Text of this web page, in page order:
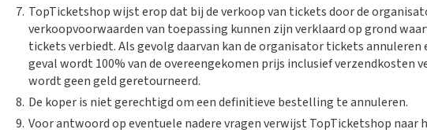
7. TopTicketshop wijst erop dat bij de verkoop van tickets door de
verkoopvoorwaarden van toepassing kunnen zijn verklaard op grond
tickets verbiedt. Als gevolg daarvan kan de organisator tickets
geval wordt 100% van de overeengekomen prijs inclusief verzendkosten
wordt geen geld geretourneerd.
8. De koper is niet gerechtigd om een definitieve bestelling te annuleren.
9. Voor antwoord op eventuele nadere vragen verwijst TopTicketshop naar